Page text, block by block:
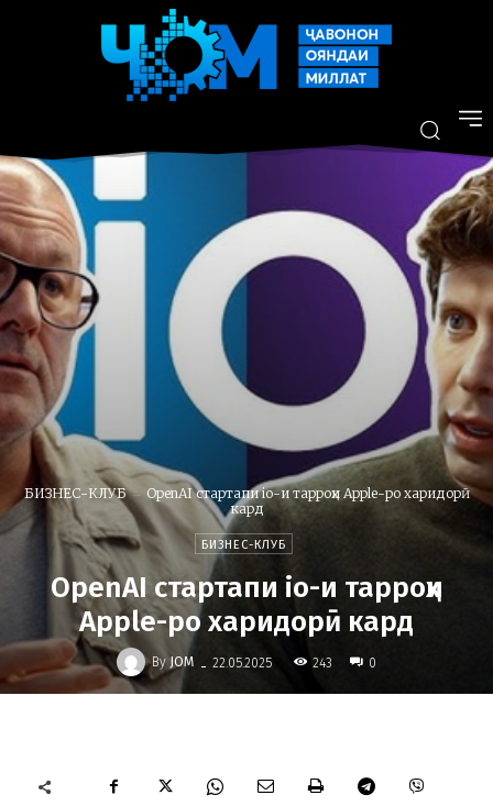
БИЗНЕС-КЛУБ
OpenAI стартапи io-и тарроҳи Apple-ро харидорӣ
кард
БИЗНЕС-КЛУБ
OpenAI стартапи io-и тарроҳи
Apple-ро харидорӣ кард
By JOM - 22.05.2025 243 0